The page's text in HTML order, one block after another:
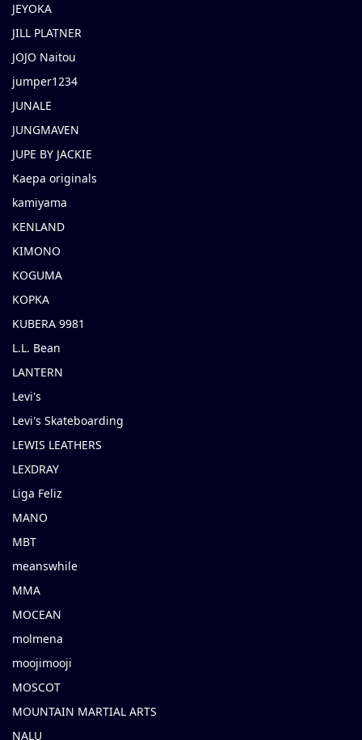
JEYOKA
JILL PLATNER
JOJO Naitou
jumper1234
JUNALE
JUNGMAVEN
JUPE BY JACKIE
Kaepa originals
kamiyama
KENLAND
KIMONO
KOGUMA
KOPKA
KUBERA 9981
L.L. Bean
LANTERN
Levi's
Levi's Skateboarding
LEWIS LEATHERS
LEXDRAY
Liga Feliz
MANO
MBT
meanswhile
MMA
MOCEAN
molmena
moojimooji
MOSCOT
MOUNTAIN MARTIAL ARTS
NALU